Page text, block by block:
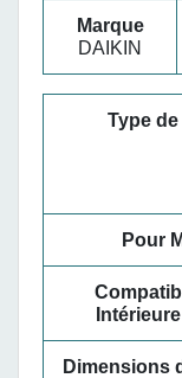
Marque
DAIKIN
Type
Pour
Dimensions